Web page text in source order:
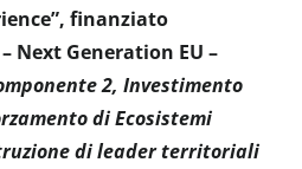
finanziato
Next Generation EU –
2, Investimento
di Ecosistemi
di leader territoriali